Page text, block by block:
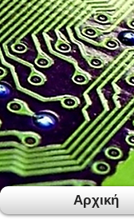
Αρχική